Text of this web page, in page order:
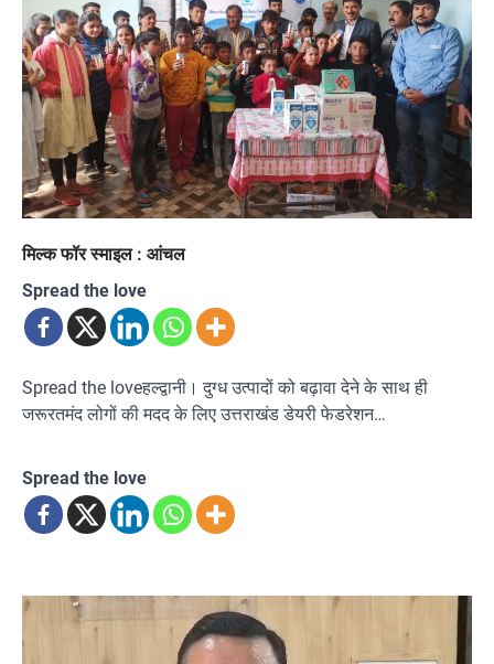
मिल्क फॉर स्माइल : आंचल
Spread the love
Spread the loveहल्द्वानी। दुग्ध उत्पादों को बढ़ावा देने के साथ ही
जरूरतमंद लोगों की मदद के लिए उत्तराखंड डेयरी फेडरेशन…
Spread the love